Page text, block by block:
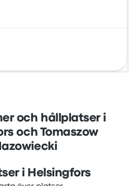
och hållplatser i
och Tomaszow
i Helsingfors